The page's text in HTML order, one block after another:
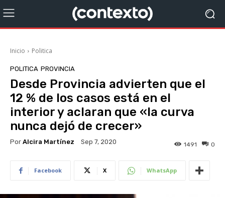
Inicio Politica
POLITICA PROVINCIA
Desde Provincia advierten que el
12 % de los casos está en el
interior y aclaran que «la curva
nunca dejó de crecer»
Por Alcira Martínez Sep 7, 2020 0
1491
Facebook X WhatsApp